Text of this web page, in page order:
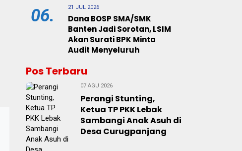
06. 21 JUL 2026
Dana BOSP SMA/SMK
Banten Jadi Sorotan, LSIM
Akan Surati BPK Minta
Audit Menyeluruh
Pos Terbaru
07 AGU 2026
Perangi Stunting,
Ketua TP PKK Lebak
Sambangi Anak Asuh di
Desa Curugpanjang